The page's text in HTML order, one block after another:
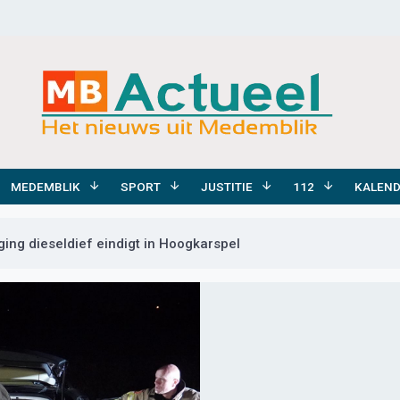
MEDEMBLIK SPORT JUSTITIE 112
dieseldief eindigt in Hoogkarspel